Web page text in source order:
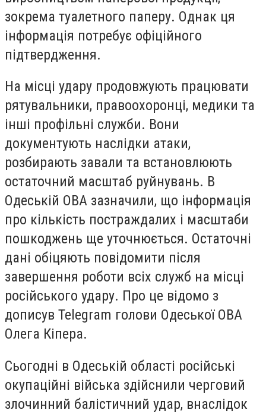
зокрема туалетного паперу. Однак ця
інформація потребує офіційного
підтвердження.
На місці удару продовжують працювати
рятувальники, правоохоронці, медики та
інші профільні служби. Вони
документують наслідки атаки,
розбирають завали та встановлюють
остаточний масштаб руйнувань. В
Одеській ОВА зазначили, що інформація
про кількість постраждалих і масштаби
пошкоджень ще уточнюється. Остаточні
дані обіцяють повідомити після
завершення роботи всіх служб на місці
російського удару. Про це відомо з
дописув Telegram голови Одеської ОВА
Олега Кіпера.
Сьогодні в Одеській області російські
окупаційні війська здійснили черговий
злочинний балістичний удар, внаслідок